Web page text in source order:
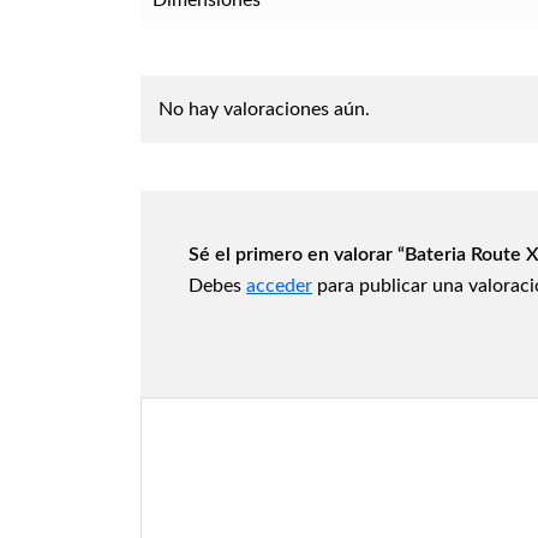
No hay valoraciones aún.
Sé el primero en valorar “Bateria Route
Debes acceder para publicar una